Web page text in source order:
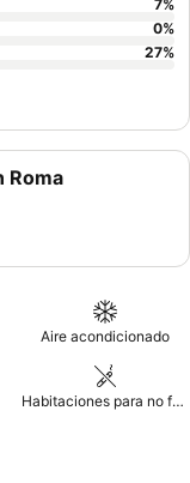
Roma
7%
0%
27%
Aire acondicionado
Habitaciones para no fumadores